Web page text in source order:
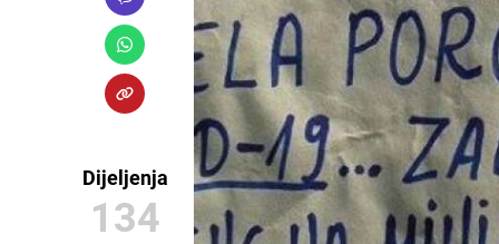
Dijeljenja
134